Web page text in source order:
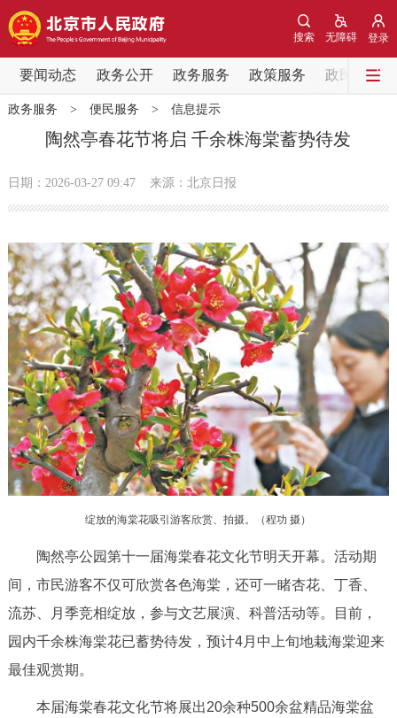
登录
无障碍
搜索
要闻动态 政务公开 政务服务 政策服务 政民互动
要闻动态
党中央精神 国务院信息
政务公开
市领导 机构职能 政策服务
政策兑现 政策解读 回应关切
决策公开 专题公开
政务服务
便民服务 利企服务 投资项目
中介服务 阳光政务
12345网上接诉即办 我要咨询 我要建议
政务服务 > 便民服务 > 信息提示
陶然亭春花节将启 千余株海棠蓄势待发
日期：2026-03-27 09:47 来源：北京日报
绽放的海棠花吸引游客欣赏、拍摄。（程功 摄）
陶然亭公园第十一届海棠春花文化节明天开幕。活动期
间，市民游客不仅可欣赏各色海棠，还可一睹杏花、丁香、
流苏、月季竞相绽放，参与文艺展演、科普活动等。目前，
园内千余株海棠花已蓄势待发，预计4月中上旬地栽海棠迎来
最佳观赏期。
本届海棠春花文化节将展出20余种500余盆精品海棠盆